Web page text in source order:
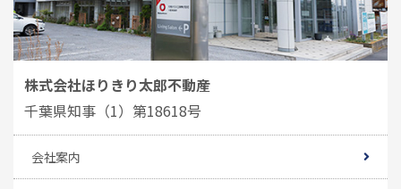
株式会社ほりきり太郎不動産
千葉県知事（1）第18618号
会社案内